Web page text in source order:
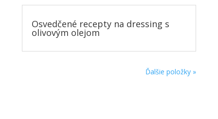
Osvedčené recepty na dressing s
olivovým olejom
Ďalšie položky »